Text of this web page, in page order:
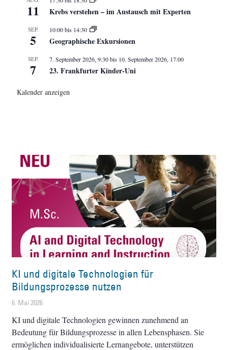
11 Krebs verstehen – im Austausch mit Experten
SEP.
5
10:00bis 14:30
Geographische Exkursionen
SEP.
7
7. September 2026, 9:30bis 10. September 2026, 17:00
23. Frankfurter Kinder-Uni
Kalender anzeigen
KI und digitale Technologien für
Bildungsprozesse nutzen
6. Mai 2026
KI und digitale Technologien gewinnen zunehmend an
Bedeutung für Bildungsprozesse in allen Lebensphasen. Sie
ermöglichen individualisierte Lernangebote, unterstützen